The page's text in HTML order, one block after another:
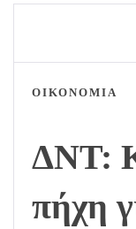
ΟΙΚΟΝΟΜΙΑ
ΔΝΤ:
πήχη